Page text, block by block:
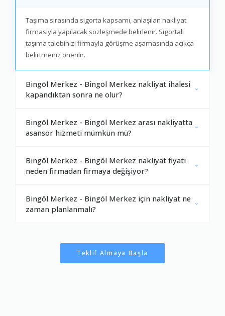
Taşıma sırasında sigorta kapsamı, anlaşılan nakliyat
firmasıyla yapılacak sözleşmede belirlenir. Sigortalı
taşıma talebinizi firmayla görüşme aşamasında açıkça
belirtmeniz önerilir.
Bingöl Merkez - Bingöl Merkez nakliyat ihalesi
kapandıktan sonra ne olur?
Bingöl Merkez - Bingöl Merkez arası nakliyatta
asansör hizmeti mümkün mü?
Bingöl Merkez - Bingöl Merkez nakliyat fiyatı
neden firmadan firmaya değişiyor?
Bingöl Merkez - Bingöl Merkez için nakliyat ne
zaman planlanmalı?
Teklif Almaya Başla